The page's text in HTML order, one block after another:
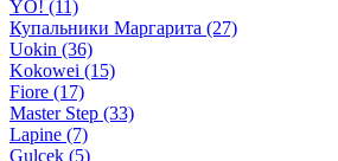
YO! (11)
Купальники Маргарита (27)
Uokin (36)
Kokowei (15)
Fiore (17)
Master Step (33)
Lapine (7)
Gulcek (5)